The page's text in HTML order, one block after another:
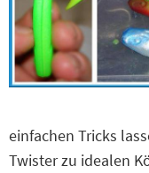
einfachen Tricks
Twister zu idealen